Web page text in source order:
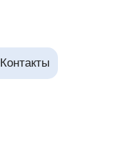
Контакты